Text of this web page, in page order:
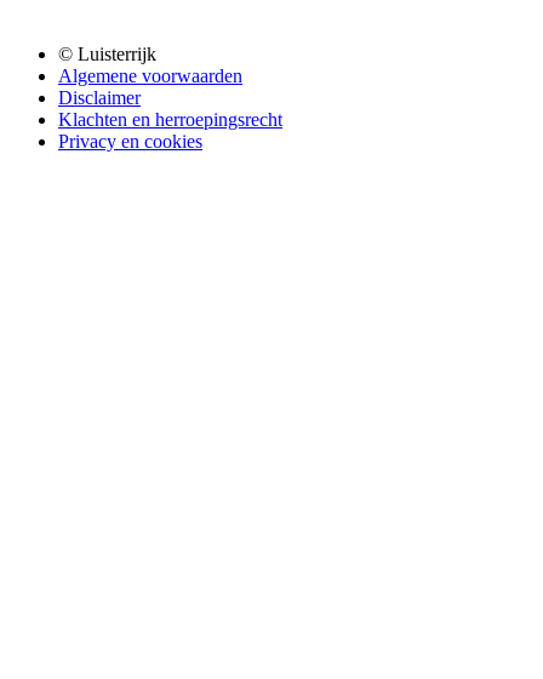
© Luisterrijk
Algemene voorwaarden
Disclaimer
Klachten en herroepingsrecht
Privacy en cookies